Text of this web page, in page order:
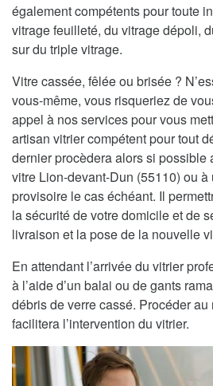
également compétents pour toute
vitrage feuilleté, du vitrage dépoli,
sur du triple vitrage.
Vitre cassée, fêlée ou brisée ?
vous-même, vous risqueriez de
appel à nos services pour vous
artisan vitrier compétent pour tout
dernier procèdera alors si possible
vitre Lion-devant-Dun (55110) ou
provisoire le cas échéant. Il
la sécurité de votre domicile et de
livraison et la pose de la nouvelle
En attendant l’arrivée du vitrier
à l’aide d’un balai ou de gants
débris de verre cassé. Procéder
facilitera l’intervention du vitrier.